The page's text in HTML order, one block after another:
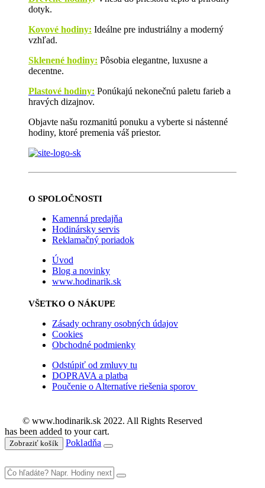
dotyk.
Kovové hodiny: Ideálne pre industriálny a moderný
vzhľad.
Sklenené hodiny: Pôsobia elegantne, luxusne a
decentne.
Plastové hodiny: Ponúkajú nekonečnú paletu farieb a
hravých dizajnov.
Objavte našu rozmanitú ponuku a vyberte si nástenné
hodiny, ktoré premenia váš priestor.
O SPOLOČNOSTI
Kamenná predajňa
Hodinársky servis
Reklamačný poriadok
Úvod
Blog a novinky
www.hodinarik.sk
VŠETKO O NÁKUPE
Zásady ochrany osobných údajov
Cookies
Obchodné podmienky
Odstúpiť od zmluvy tu
DOPRAVA a platba
Poučenie o Alternatíve riešenia sporov
© www.hodinarik.sk 2022. All Rights Reserved
has been added to your cart.
Zobraziť košík Pokladňa